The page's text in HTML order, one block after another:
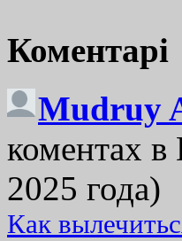
Коментарі
Mudruy
коментах в
2025 года)
Как